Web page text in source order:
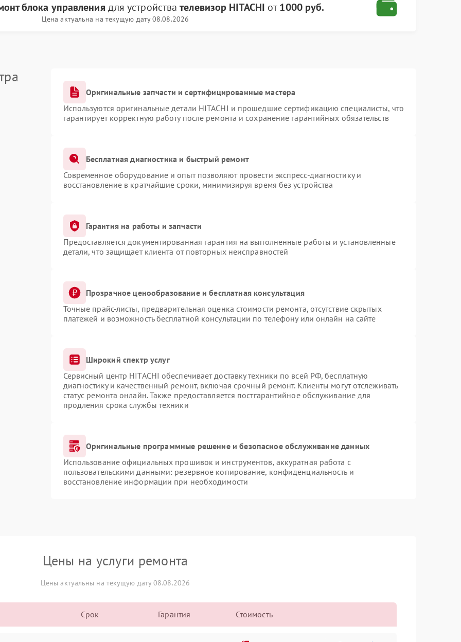
блока управления для устройствателевизор HITACHI от1000 руб.
Цена актуальна на текущую дату 08.08.2026
Оригинальные запчасти и сертифицированные мастера
Используются оригинальные детали HITACHI и прошедшие сертификацию специалисты, что
гарантирует корректную работу после ремонта и сохранение гарантийных обязательств
Бесплатная диагностика и быстрый ремонт
Современное оборудование и опыт позволяют провести экспресс-диагностику и
восстановление в кратчайшие сроки, минимизируя время без устройства
Гарантия на работы и запчасти
Предоставляется документированная гарантия на выполненные работы и установленные
детали, что защищает клиента от повторных неисправностей
Прозрачное ценообразование и бесплатная консультация
Точные прайс-листы, предварительная оценка стоимости ремонта, отсутствие скрытых
платежей и возможность бесплатной консультации по телефону или онлайн на сайте
Широкий спектр услуг
Сервисный центр HITACHI обеспечивает доставку техники по всей РФ, бесплатную
диагностику и качественный ремонт, включая срочный ремонт. Клиенты могут отслеживать
статус ремонта онлайн. Также предоставляется постгарантийное обслуживание для
продления срока службы техники
Оригинальные программные решение и безопасное обслуживание данных
Использование официальных прошивок и инструментов, аккуратная работа с
пользовательскими данными: резервное копирование, конфиденциальность и
восстановление информации при необходимости
Цены на услуги ремонта
Цены актуальны на текущую дату 08.08.2026
Срок Гарантия Стоимость